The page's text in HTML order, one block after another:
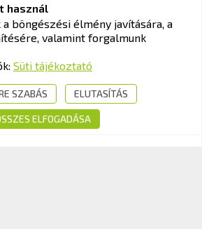
ÉS VIZSGAKÖZPONT
Polgár utca 8-10.
használ
böngészési élmény javítására, a
valamint forgalmunk
Süti tájékoztató
SZABÁS ELUTASÍTÁS
ELFOGADÁSA